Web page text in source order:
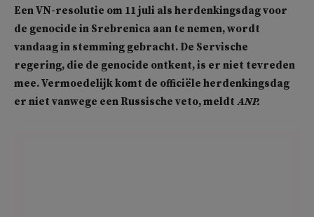
Een VN-resolutie om 11 juli als herdenkingsdag voor
de genocide in Srebrenica aan te nemen, wordt
vandaag in stemming gebracht. De Servische
regering, die de genocide ontkent, is er niet tevreden
mee. Vermoedelijk komt de officiële herdenkingsdag
er niet vanwege een Russische veto, meldt ANP.